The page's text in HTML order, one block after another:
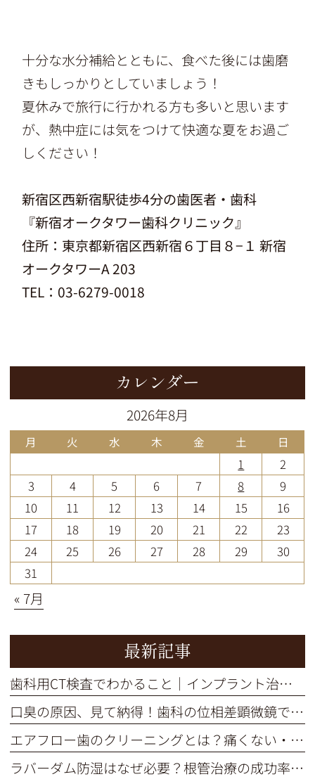
十分な水分補給とともに、食べた後には歯磨
きもしっかりとしていましょう！
夏休みで旅行に行かれる方も多いと思います
が、熱中症には気をつけて快適な夏をお過ご
しください！
新宿区西新宿駅徒歩4分の歯医者・歯科
『新宿オークタワー歯科クリニック』
住所： 東京都新宿区西新宿６丁目８−１ 新宿
オークタワーA 203
TEL：03-6279-0018
カレンダー
2026年8月
月 火 水 木 金 土 日
1
2
3
4 5 6 7 8
9
10
11 12 13 14 15
16
17
18 19 20 21 22
23
24
25 26 27 28 29
30
31
« 7月
最新記事
歯科用CT検査でわかること｜インプラント治療の不安を解消
口臭の原因、見て納得！歯科の位相差顕微鏡で口内細菌をチェック
エアフロー歯のクリーニングとは？痛くない・短時間で着色汚れをオフ
ラバーダム防湿はなぜ必要？根管治療の成功率を高める重要な役割